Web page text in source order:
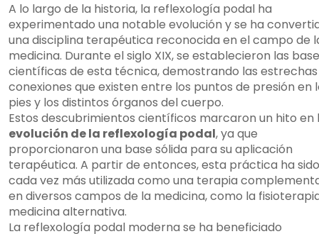
A lo largo de la historia, la reflexología podal ha
experimentado una notable evolución y se ha
una disciplina terapéutica reconocida en el campo de
medicina. Durante el siglo XIX, se establecieron las
científicas de esta técnica, demostrando las estrechas
conexiones que existen entre los puntos de presión en
pies y los distintos órganos del cuerpo.
Estos descubrimientos científicos marcaron un hito en
evolución de la reflexología podal, ya que
proporcionaron una base sólida para su aplicación
terapéutica. A partir de entonces, esta práctica ha sido
cada vez más utilizada como una terapia
en diversos campos de la medicina, como la
medicina alternativa.
La reflexología podal moderna se ha beneficiado